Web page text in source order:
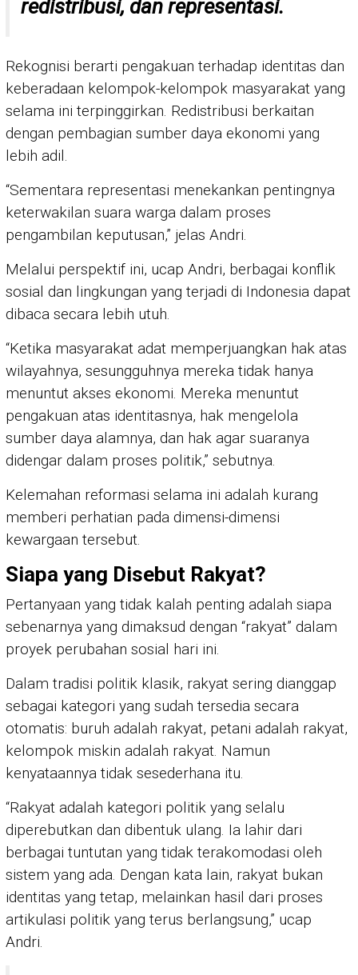
redistribusi, dan representasi.
Rekognisi berarti pengakuan terhadap identitas dan
keberadaan kelompok-kelompok masyarakat yang
selama ini terpinggirkan. Redistribusi berkaitan
dengan pembagian sumber daya ekonomi yang
lebih adil.
“Sementara representasi menekankan pentingnya
keterwakilan suara warga dalam proses
pengambilan keputusan,” jelas Andri.
Melalui perspektif ini, ucap Andri, berbagai konflik
sosial dan lingkungan yang terjadi di Indonesia dapat
dibaca secara lebih utuh.
“Ketika masyarakat adat memperjuangkan hak atas
wilayahnya, sesungguhnya mereka tidak hanya
menuntut akses ekonomi. Mereka menuntut
pengakuan atas identitasnya, hak mengelola
sumber daya alamnya, dan hak agar suaranya
didengar dalam proses politik,” sebutnya.
Kelemahan reformasi selama ini adalah kurang
memberi perhatian pada dimensi-dimensi
kewargaan tersebut.
Siapa yang Disebut Rakyat?
Pertanyaan yang tidak kalah penting adalah siapa
sebenarnya yang dimaksud dengan “rakyat” dalam
proyek perubahan sosial hari ini.
Dalam tradisi politik klasik, rakyat sering dianggap
sebagai kategori yang sudah tersedia secara
otomatis: buruh adalah rakyat, petani adalah rakyat,
kelompok miskin adalah rakyat. Namun
kenyataannya tidak sesederhana itu.
“Rakyat adalah kategori politik yang selalu
diperebutkan dan dibentuk ulang. Ia lahir dari
berbagai tuntutan yang tidak terakomodasi oleh
sistem yang ada. Dengan kata lain, rakyat bukan
identitas yang tetap, melainkan hasil dari proses
artikulasi politik yang terus berlangsung,” ucap
Andri.